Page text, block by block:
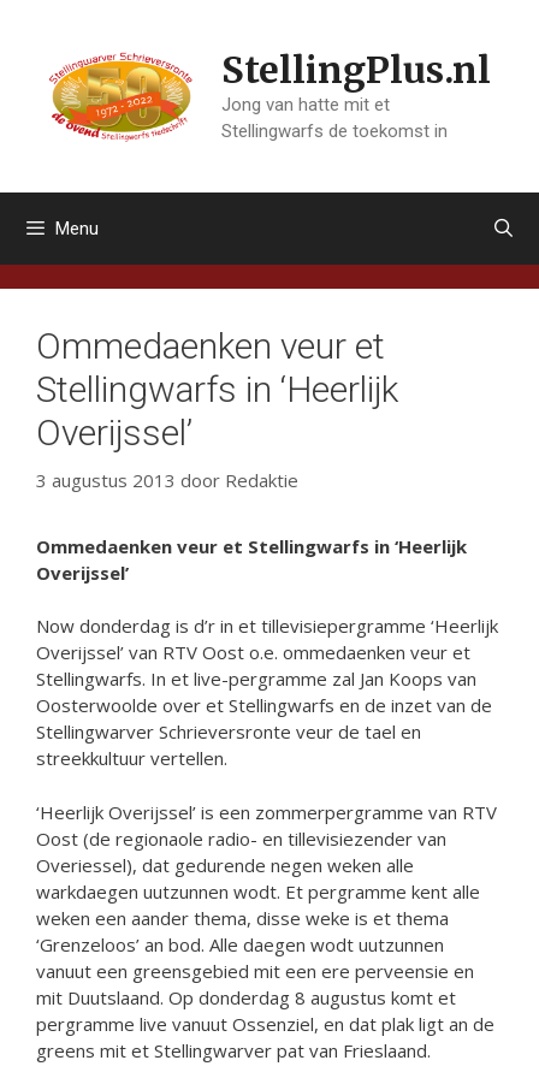
inhoud
StellingPlus.nl
Jong van hatte mit et
Stellingwarfs de toekomst in
Menu
Ommedaenken veur et
Stellingwarfs in ‘Heerlijk
Overijssel’
3 augustus 2013 door Redaktie
Ommedaenken veur et Stellingwarfs in ‘Heerlijk
Overijssel’
Now donderdag is d’r in et tillevisiepergramme ‘Heerlijk
Overijssel’ van RTV Oost o.e. ommedaenken veur et
Stellingwarfs. In et live-pergramme zal Jan Koops van
Oosterwoolde over et Stellingwarfs en de inzet van de
Stellingwarver Schrieversronte veur de tael en
streekkultuur vertellen.
‘Heerlijk Overijssel’ is een zommerpergramme van RTV
Oost (de regionaole radio- en tillevisiezender van
Overiessel), dat gedurende negen weken alle
warkdaegen uutzunnen wodt. Et pergramme kent alle
weken een aander thema, disse weke is et thema
‘Grenzeloos’ an bod. Alle daegen wodt uutzunnen
vanuut een greensgebied mit een ere perveensie en
mit Duutslaand. Op donderdag 8 augustus komt et
pergramme live vanuut Ossenziel, en dat plak ligt an de
greens mit et Stellingwarver pat van Frieslaand.